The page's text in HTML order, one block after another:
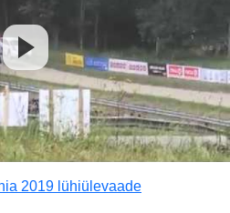
2019 lühiülevaade